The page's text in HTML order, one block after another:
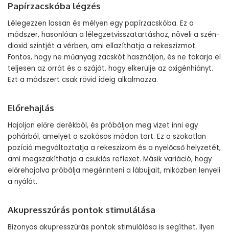
Papírzacskóba légzés
Lélegezzen lassan és mélyen egy papírzacskóba. Ez a
módszer, hasonlóan a lélegzetvisszatartáshoz, növeli a szén-
dioxid szintjét a vérben, ami ellazíthatja a rekeszizmot.
Fontos, hogy ne műanyag zacskót használjon, és ne takarja el
teljesen az orrát és a száját, hogy elkerülje az oxigénhiányt.
Ezt a módszert csak rövid ideig alkalmazza.
Előrehajlás
Hajoljon előre derékból, és próbáljon meg vizet inni egy
pohárból, amelyet a szokásos módon tart. Ez a szokatlan
pozíció megváltoztatja a rekeszizom és a nyelőcső helyzetét,
ami megszakíthatja a csuklás reflexet. Másik variáció, hogy
előrehajolva próbálja megérinteni a lábujjait, miközben lenyeli
a nyálát.
Akupresszúrás pontok stimulálása
Bizonyos akupresszúrás pontok stimulálása is segíthet. Ilyen